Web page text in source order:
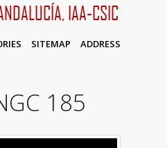
IAA-CSIC
SITEMAP ADDRESS
185